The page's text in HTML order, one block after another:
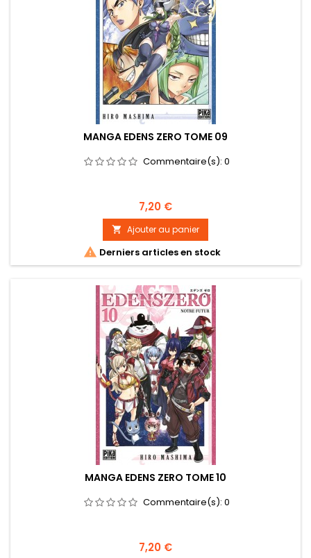
MANGA EDENS ZERO TOME 09
Commentaire(s): 0
Prix
7,20 €
 Ajouter au panier
 Derniers articles en stock
MANGA EDENS ZERO TOME 10
Commentaire(s): 0
Prix
7,20 €